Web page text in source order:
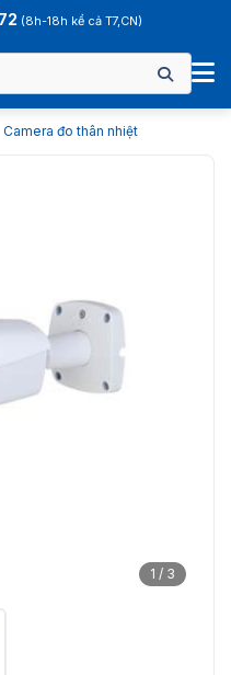
(8h-18h kể cả T7,CN)
Camera đo thân nhiệt
1 / 3